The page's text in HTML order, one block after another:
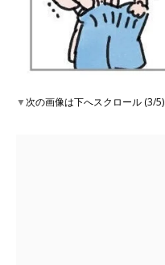
▼次の画像は下へスクロール (3/5)